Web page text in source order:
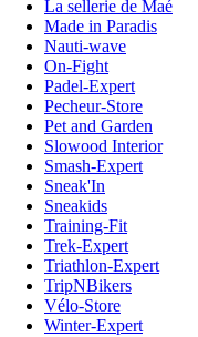
La sellerie de Maé
Made in Paradis
Nauti-wave
On-Fight
Padel-Expert
Pecheur-Store
Pet and Garden
Slowood Interior
Smash-Expert
Sneak'In
Sneakids
Training-Fit
Trek-Expert
Triathlon-Expert
TripNBikers
Vélo-Store
Winter-Expert